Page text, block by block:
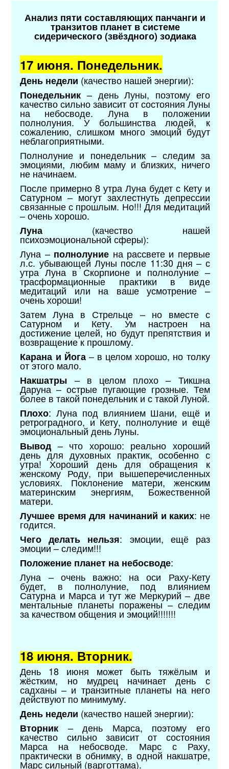
Анализ пяти составляющих панчанги и
транзитов планет в системе
сидерического (звёздного) зодиака
17 июня. Понедельник.
День недели (качество нашей энергии):
Понедельник – день Луны, поэтому его
качество сильно зависит от состояния Луны
на небосводе. Луна в положении
полнолуния. У большинства людей, к
сожалению, слишком много эмоций будут
неблагоприятными.
Полнолуние и понедельник – следим за
эмоциями, любим маму и близких, ничего
не начинаем.
После примерно 8 утра Луна будет с Кету и
Сатурном – могут захлестнуть депрессии
связанные с прошлым. Но!!! Для медитаций
– очень хорошо.
Луна (качество нашей
психоэмоциональной сферы):
Луна – полнолуние на рассвете и первые
л.с. убывающей Луны после 11:30 дня – с
утра Луна в Скорпионе и полнолуние –
трасформационные практики в виде
медитаций или на ваше усмотрение –
очень хороши!
Затем Луна в Стрельце – но вместе с
Сатурном и Кету. Ум настроен на
достижение целей, но будут препятствия и
возвращение к прошлому.
Карана и Йога– в целом хорошо, но толку
от этого мало.
Накшатры – в целом плохо – Тикшна
Даруна – острые пугающие грозные. Тем
более в такой понедельник и с такой Луной.
Плохо: Луна под влиянием Шани, ещё и
ретроградного, и Кету, полнолуние и ещё
эмоциональный день Луны.
Вывод – что хорошо: реально хороший
день для духовных практик, особенно с
утра! Хороший день для обращения к
женскому Роду, при вышеперечисленных
условиях. Поклонение матери, женским
материнским энергиям, Божественной
матери.
Лучшее время для начинаний и каких: не
годится.
Чего делать нельзя: эмоции, ещё раз
эмоции – следим!!!
Положение планет на небосводе:
Луна – очень важно: на оси Раху-Кету
будет, в полнолуние, под влиянием
Сатурна и Марса и тут же Меркурий – две
ментальные планеты поражены – следим
за качеством общения и эмоций!!!!!!!
18 июня. Вторник.
День 18 июня может быть тяжёлым и
жёстким, но мудрец начинает день с
садханы – и транзитные планеты на него
действуют по минимуму.
День недели (качество нашей энергии):
Вторник – день Марса, поэтому его
качество сильно зависит от состояния
Марса на небосводе. Марс с Раху,
практически в обнимку, в одной накшатре,
Марс сильный (варготтама).